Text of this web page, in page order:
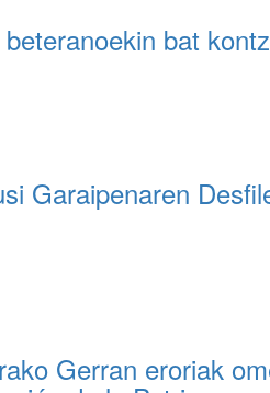
bat
Garaipenaren
Gerran eroriak